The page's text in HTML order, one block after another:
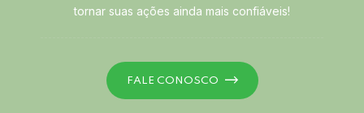
tornar suas ações ainda mais confiáveis!
FALE CONOSCO